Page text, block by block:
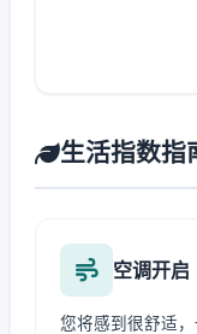
生活指数指
空调开启
您将感到很舒适，